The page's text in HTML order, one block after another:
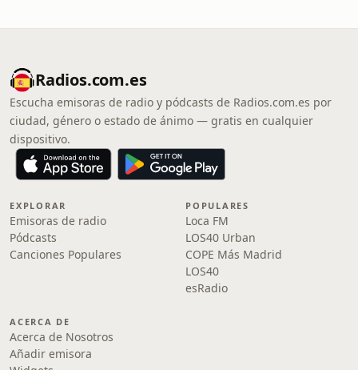
Radios.com.es
Escucha emisoras de radio y pódcasts de Radios.com.es por
ciudad, género o estado de ánimo — gratis en cualquier
dispositivo.
EXPLORAR
Emisoras de radio
Pódcasts
Canciones Populares
POPULARES
Loca FM
LOS40 Urban
COPE Más Madrid
LOS40
esRadio
ACERCA DE
Acerca de Nosotros
Añadir emisora